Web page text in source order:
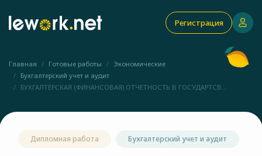
Регистрация
Главная Готовые работы
Экономические
Бухгалтерский учет и аудит
БУХГАЛТЕРСКАЯ (ФИНАНСОВАЯ) ОТЧЕТНОСТЬ В ГОСУДАРТСВ...
Дипломная работа Бухгалтерский учет и аудит